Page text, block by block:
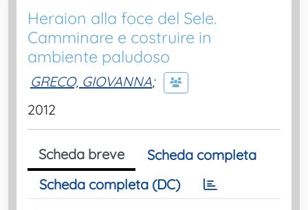
Heraion alla foce del Sele.
Camminare e costruire in
ambiente paludoso
GRECO, GIOVANNA;
2012
Scheda breve
Scheda completa
Scheda completa (DC)